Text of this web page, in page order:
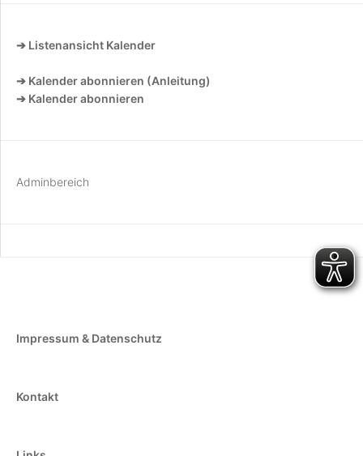
➔ Listenansicht Kalender
➔ Kalender abonnieren (Anleitung)
➔ Kalender abonnieren
Adminbereich
Impressum & Datenschutz
Kontakt